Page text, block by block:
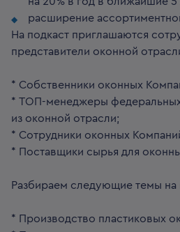
расширение
На подкаст приглашаются
представители оконной
* Собственники оконных
* ТОП-менеджеры
из оконной отрасли;
* Сотрудники оконных
* Поставщики сырья для
Разбираем следующие темы на
* Производство пластиковых